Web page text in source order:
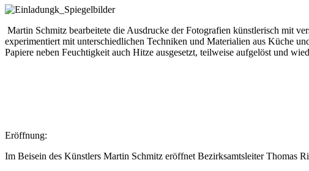
Martin Schmitz bearbeitete die Ausdrucke der Fotografien künstlerisch mit
experimentiert mit unterschiedlichen Techniken und Materialien aus Küche
Papiere neben Feuchtigkeit auch Hitze ausgesetzt, teilweise aufgelöst und
Eröffnung:
Im Beisein des Künstlers Martin Schmitz eröffnet Bezirksamtsleiter Thomas